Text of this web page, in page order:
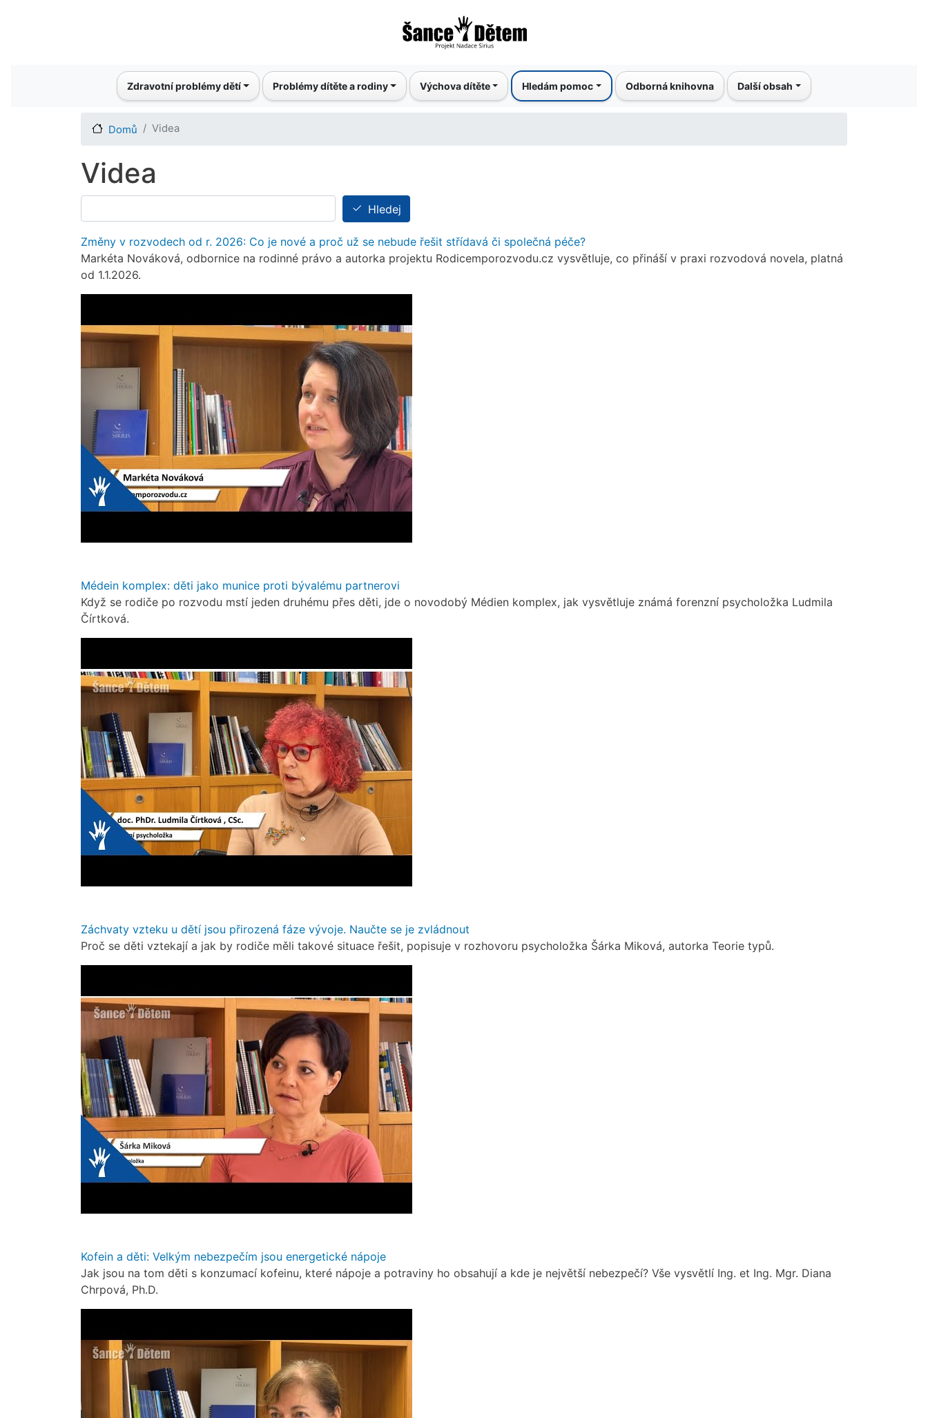
k
hlavnímu
Main navigationZdravotní problémy dětí Problémy dítěte a rodiny Výchova dítěte Hledám pomoc Odborná knihovna Další obsah
Domů Videa
Videa
Hledej
Změny v rozvodech od r. 2026: Co je nové a proč už se nebude řešit střídavá či společná péče?
Markéta Nováková, odbornice na rodinné právo a autorka projektu Rodicemporozvodu.cz vysvětluje, co přináší v praxi rozvodová novela, platná
od 1.1.2026.
Médein komplex: děti jako munice proti bývalému partnerovi
Když se rodiče po rozvodu mstí jeden druhému přes děti, jde o novodobý Médien komplex, jak vysvětluje známá forenzní psycholožka Ludmila
Čírtková.
Záchvaty vzteku u dětí jsou přirozená fáze vývoje. Naučte se je zvládnout
Proč se děti vztekají a jak by rodiče měli takové situace řešit, popisuje v rozhovoru psycholožka Šárka Miková, autorka Teorie typů.
Kofein a děti: Velkým nebezpečím jsou energetické nápoje
Jak jsou na tom děti s konzumací kofeinu, které nápoje a potraviny ho obsahují a kde je největší nebezpečí? Vše vysvětlí Ing. et Ing. Mgr. Diana
Chrpová, Ph.D.